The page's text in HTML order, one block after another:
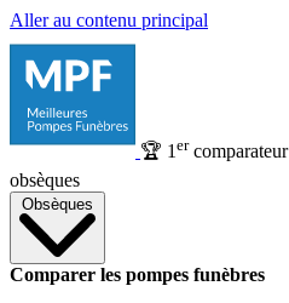
Aller au contenu principal
🏆 1 ercomparateur
obsèques
Obsèques
Comparer les pompes funèbres